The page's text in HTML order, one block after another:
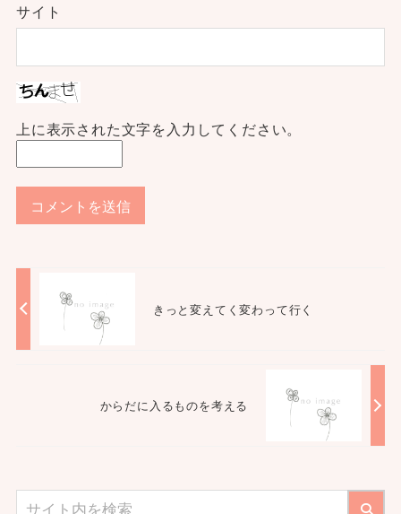
サイト
上に表示された文字を入力してください。
きっと変えてく変わって行く
からだに入るものを考える